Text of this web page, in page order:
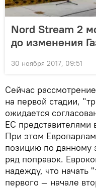
Nord Stream 2
до изменения
30 ноября 2017, 09:51
Сейчас
на первой стадии,
ожидается
ЕС представителями
При этом
позицию по данному
ряд поправок.
надежду, что начать
первого — начале